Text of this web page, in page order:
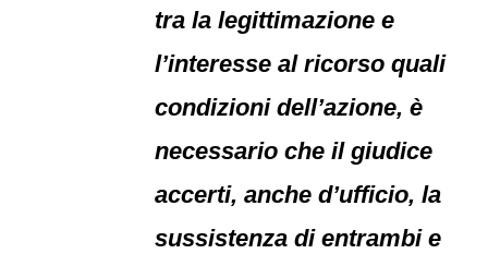
tra la legittimazione e
l’interesse al ricorso quali
condizioni dell’azione, è
necessario che il giudice
accerti, anche d’ufficio, la
sussistenza di entrambi e